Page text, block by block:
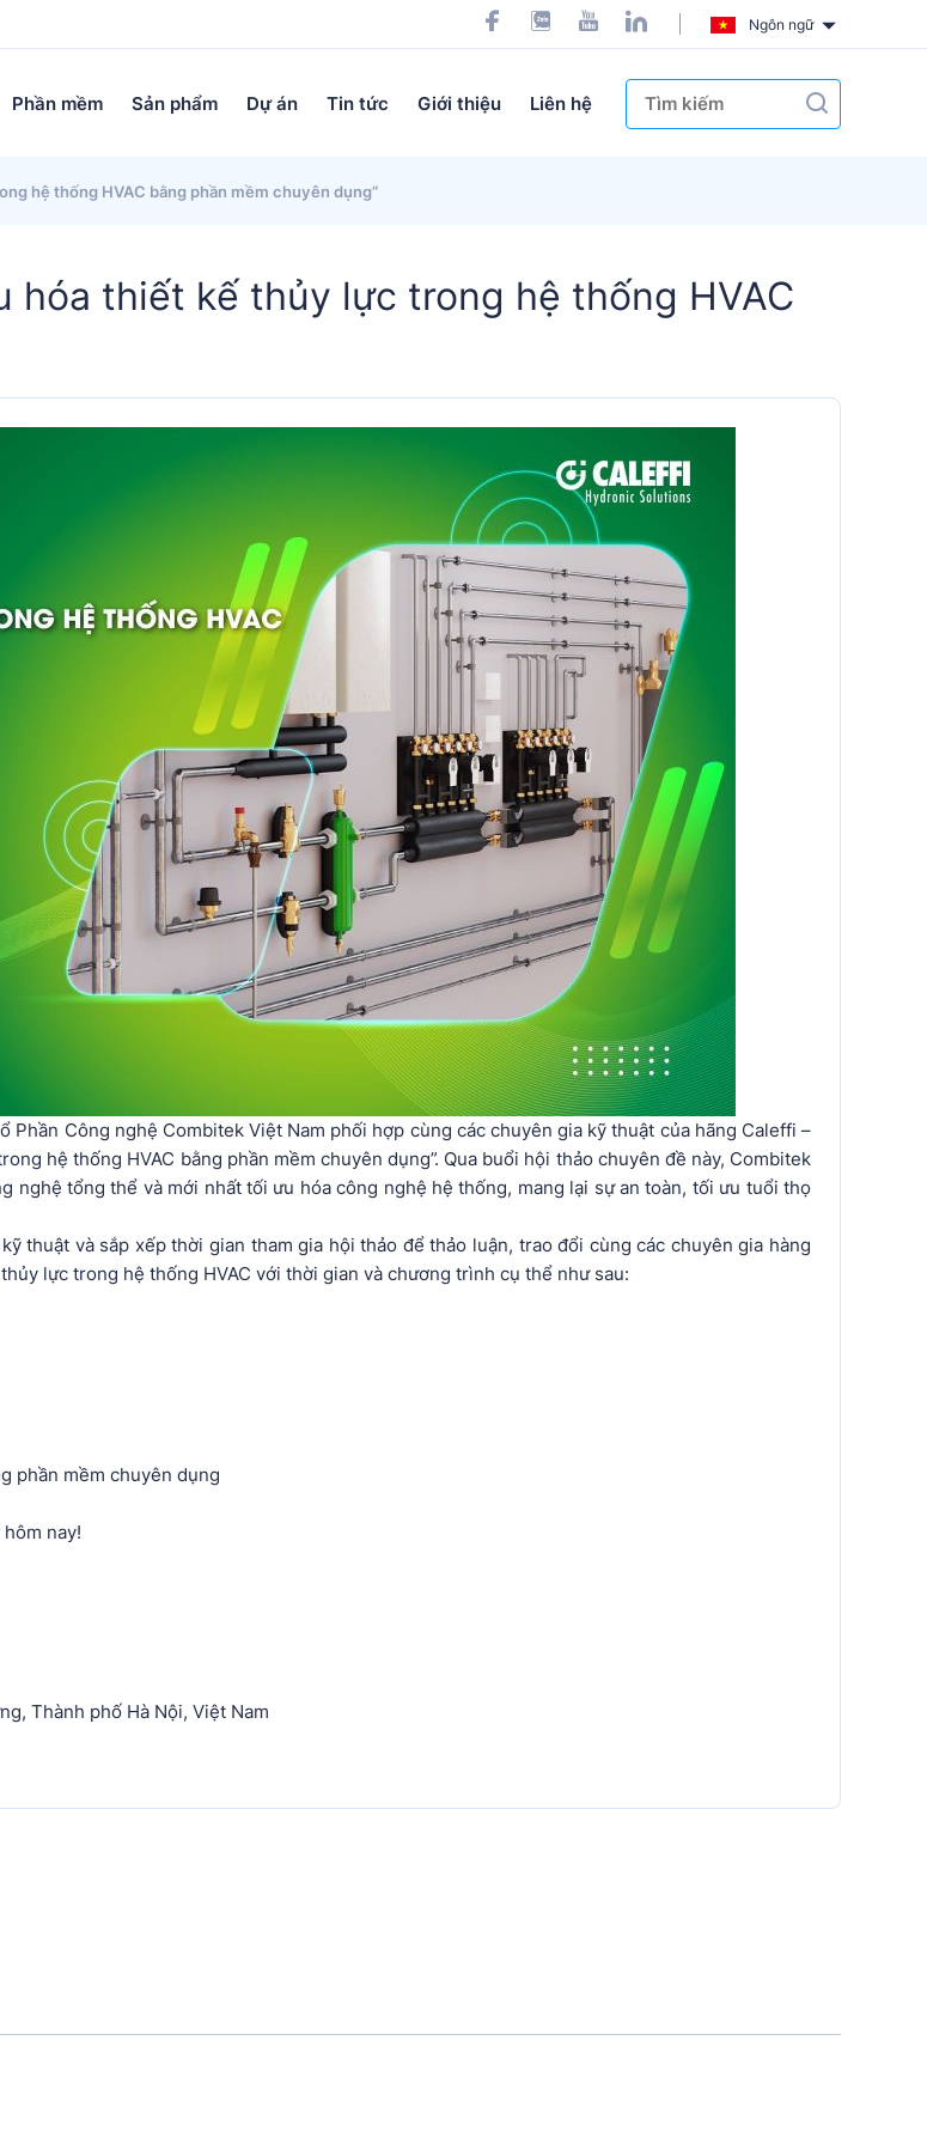
Ngôn ngữ
Phần mềm Sản phẩm Dự án Tin tức Giới thiệu Liên hệ
hệ thống HVAC bằng phần mềm chuyên dụng”
hóa thiết kế thủy lực trong hệ thống HVAC
Phần Công nghệ Combitek Việt Nam phối hợp cùng các chuyên gia kỹ thuật của hãng Caleffi –
hệ thống HVAC bằng phần mềm chuyên dụng”. Qua buổi hội thảo chuyên đề này, Combitek
nghệ tổng thể và mới nhất tối ưu hóa công nghệ hệ thống, mang lại sự an toàn, tối ưu tuổi thọ
thuật và sắp xếp thời gian tham gia hội thảo để thảo luận, trao đổi cùng các chuyên gia hàng
lực trong hệ thống HVAC với thời gian và chương trình cụ thể như sau:
phần mềm chuyên dụng
nay!
Thành phố Hà Nội, Việt Nam